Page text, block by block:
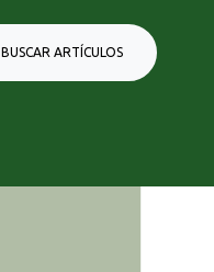
BUSCAR ARTÍCULOS